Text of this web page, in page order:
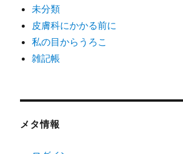
未分類
皮膚科にかかる前に
私の目からうろこ
雑記帳
メタ情報